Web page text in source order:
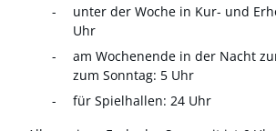
unter der Woche in Kur- und
Uhr
am Wochenende in der Nacht
zum Sonntag: 5 Uhr
für Spielhallen: 24 Uhr